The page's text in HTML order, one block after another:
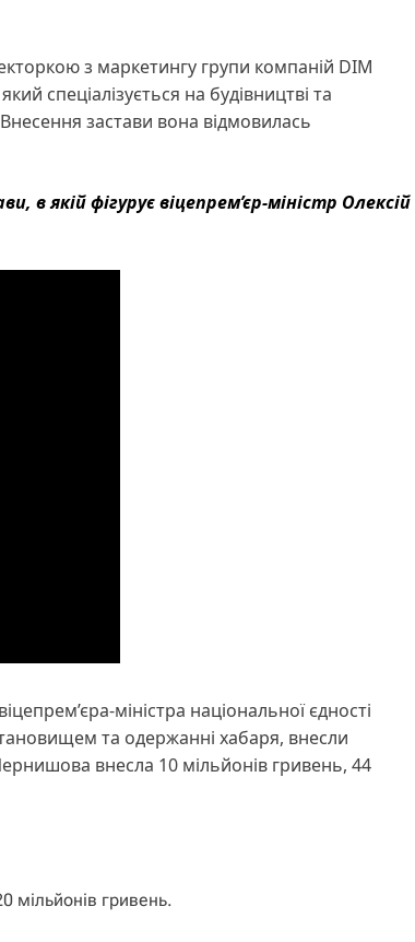
з маркетингу групи компаній DIM
спеціалізується на будівництві та
застави вона відмовилась
в якій фігурує віцепрем’єр-міністр Олексій
міністра національної єдності
та одержанні хабаря, внесли
внесла 10 мільйонів гривень, 44
мільйонів гривень.